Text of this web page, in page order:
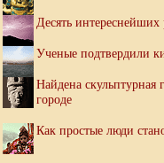
Десять интереснейших
Ученые подтвердили
Найдена скульптурная
городе
Как простые люди